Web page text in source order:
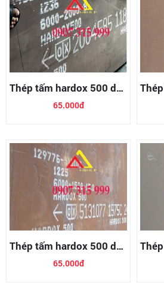
Thép tấm hardox 500 dày
8mm
65.000đ
Thép tấm hardox 500 dày
15mm
65.000đ